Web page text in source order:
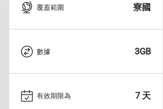
覆蓋範圍 寮國
數據 3GB
有效期限為 7 天